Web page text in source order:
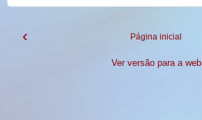
‹ Página inicial
Ver versão para a web